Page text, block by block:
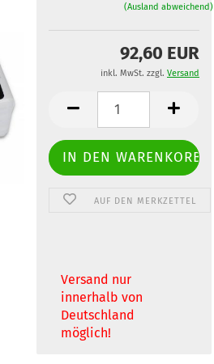
(Ausland abweichend)
92,60 EUR
inkl. MwSt. zzgl. Versand
AUF DEN MERKZETTEL
Versand nur
innerhalb von
Deutschland
möglich!